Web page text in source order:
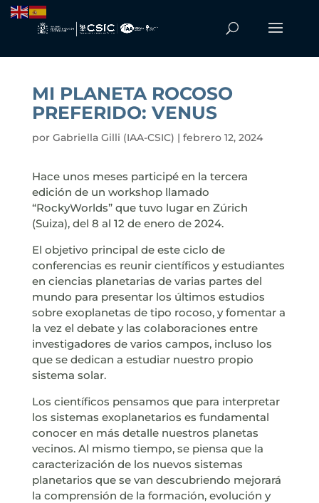
MI PLANETA ROCOSO
PREFERIDO: VENUS
por Gabriella Gilli (IAA-CSIC) | febrero 12, 2024
Hace unos meses participé en la tercera
edición de un workshop llamado
“RockyWorlds” que tuvo lugar en Zúrich
(Suiza), del 8 al 12 de enero de 2024.
El objetivo principal de este ciclo de
conferencias es reunir científicos y estudiantes
en ciencias planetarias de varias partes del
mundo para presentar los últimos estudios
sobre exoplanetas de tipo rocoso, y fomentar a
la vez el debate y las colaboraciones entre
investigadores de varios campos, incluso los
que se dedican a estudiar nuestro propio
sistema solar.
Los científicos pensamos que para interpretar
los sistemas exoplanetarios es fundamental
conocer en más detalle nuestros planetas
vecinos. Al mismo tiempo, se piensa que la
caracterización de los nuevos sistemas
planetarios que se van descubriendo mejorará
la comprensión de la formación, evolución y